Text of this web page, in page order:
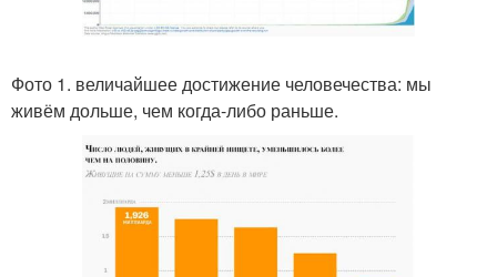
Фото 1. величайшее достижение человечества: мы
живём дольше, чем когда-либо раньше.